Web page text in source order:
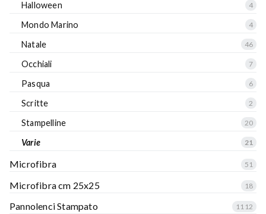
Halloween 4
Mondo Marino 4
Natale 46
Occhiali 7
Pasqua 6
Scritte 2
Stampelline 20
Varie 21
Microfibra 51
Microfibra cm 25x25 18
Pannolenci Stampato 1112